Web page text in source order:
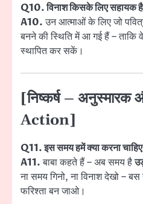
Q10. विनाश किसके लिए सहायक
A10.उन आत्माओं के लिए जो
बनने की स्थिति में आ गई हैं – ताकि
स्थापित कर सकें।
[निष्कर्ष –
Action]
Q11. इस समय हमें क्या करना
A11.बाबा कहते हैं – अब समय है
ना समय गिनो, ना विनाश देखो –
फरिश्ता बन जाओ।